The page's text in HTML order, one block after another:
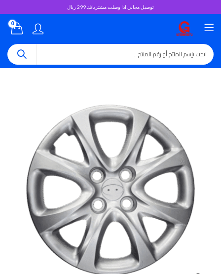
توصيل مجاني اذا وصلت مشترياتك 299 ريال
0